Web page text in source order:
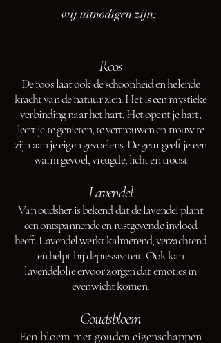
wij uitnodigen zijn:
Roos
De roos laat ook de schoonheid en helende
kracht van de natuur zien. Het is een mystieke
verbinding naar het hart. Het opent je hart,
leert je te genieten, te vertrouwen en trouw te
zijn aan je eigen gevoelens. De geur geeft je een
warm gevoel, vreugde, licht en troost
Lavendel
Van oudsher is bekend dat de lavendel plant
een ontspannende en rustgevende invloed
heeft. Lavendel werkt kalmerend, verzachtend
en helpt bij depressiviteit. Ook kan
lavendelolie ervoor zorgen dat emoties in
evenwicht komen.
Goudsbloem
Een bloem met gouden eigenschappen